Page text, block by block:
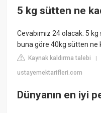
5 kg sütten ne
Cevabımız 24 olacak. 5
buna göre 40kg sütten
Kaynak kaldırma talebi
ustayemektarifleri.com
Dünyanın en iyi